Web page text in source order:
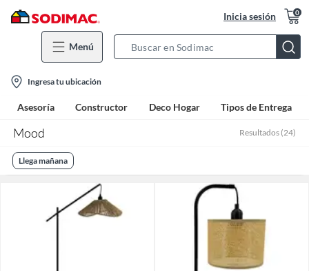
Inicia sesión 0
Menú
Bar
location-
icon
Ingresa tu ubicación
Asesoría Constructor Deco Hogar Tipos de Entrega
Mood Resultados (24)
Llega mañana